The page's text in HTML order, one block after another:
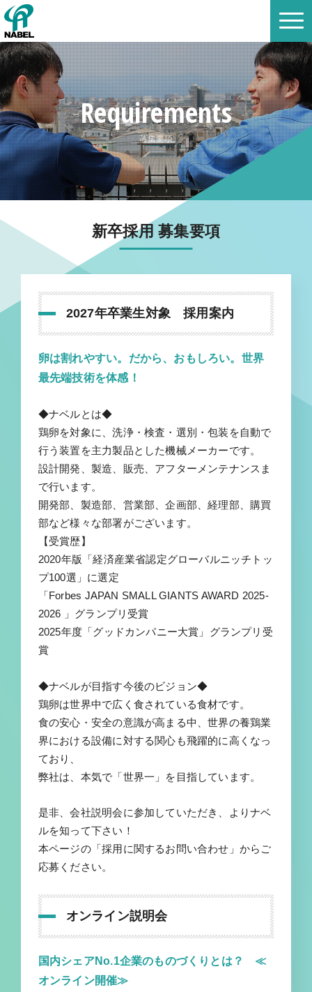
Requirements
募集要項
新卒採用 募集要項
2027年卒業生対象 採用案内
卵は割れやすい。だから、おもしろい。世界
最先端技術を体感！
◆ナベルとは◆
鶏卵を対象に、洗浄・検査・選別・包装を自動で
行う装置を主力製品とした機械メーカーです。
設計開発、製造、販売、アフターメンテナンスま
で行います。
開発部、製造部、営業部、企画部、経理部、購買
部など様々な部署がございます。
【受賞歴】
2020年版「経済産業省認定グローバルニッチトッ
プ100選」に選定
「Forbes JAPAN SMALL GIANTS AWARD 2025-
2026 」グランプリ受賞
2025年度「グッドカンパニー大賞」グランプリ受
賞
◆ナベルが目指す今後のビジョン◆
鶏卵は世界中で広く食されている食材です。
食の安心・安全の意識が高まる中、世界の養鶏業
界における設備に対する関心も飛躍的に高くなっ
ており、
弊社は、本気で「世界一」を目指しています。
是非、会社説明会に参加していただき、よりナベ
ルを知って下さい！
本ページの「採用に関するお問い合わせ」からご
応募ください。
オンライン説明会
国内シェアNo.1企業のものづくりとは？ ≪
オンライン開催≫